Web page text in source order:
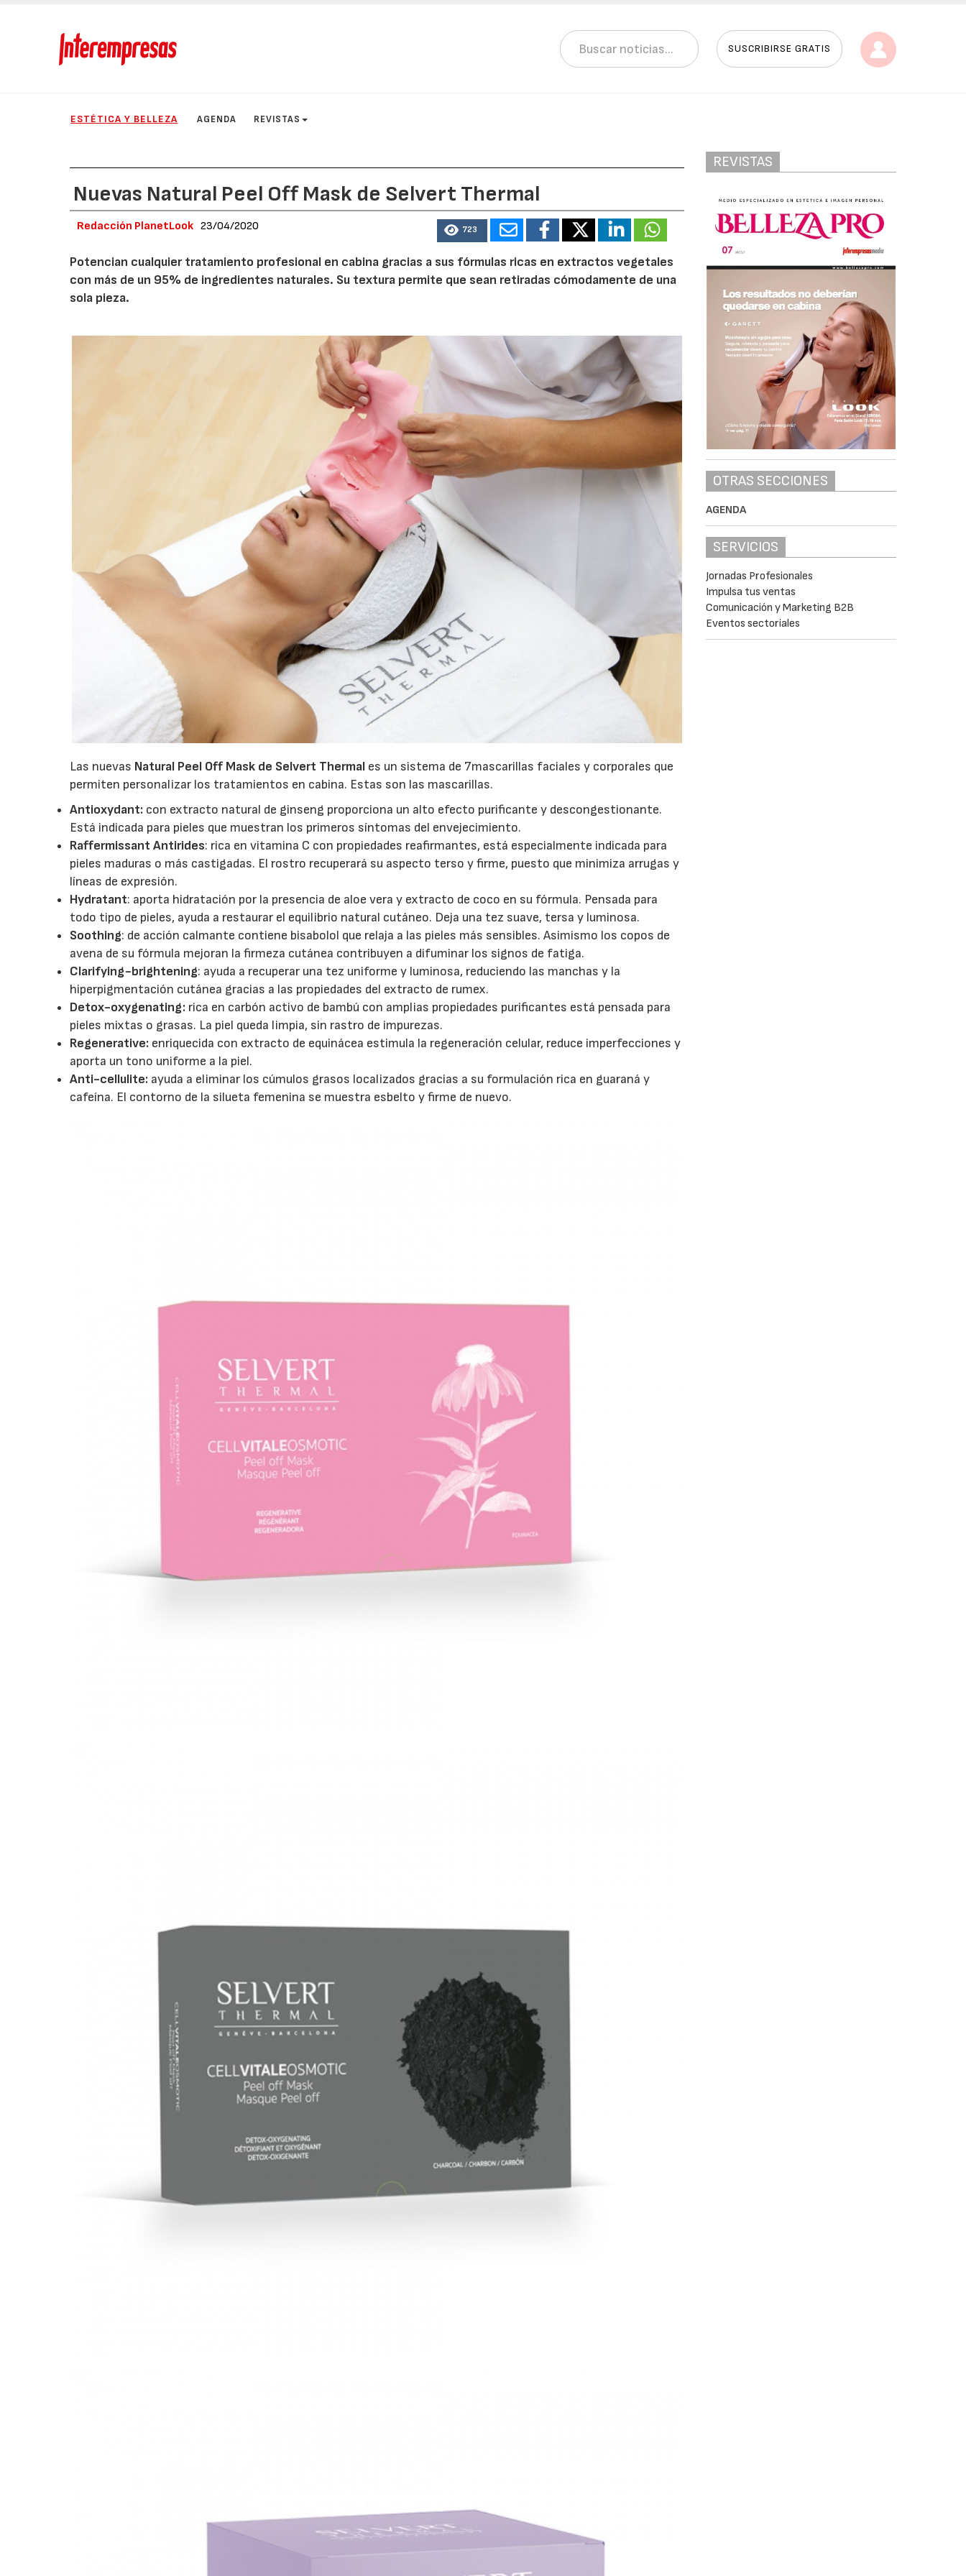
SUSCRIBIRSE GRATIS
ESTÉTICA Y BELLEZA AGENDA REVISTAS
Nuevas Natural Peel Off Mask de Selvert Thermal
Redacción PlanetLook 23/04/2020 723
Potencian cualquier tratamiento profesional en cabina gracias a sus fórmulas ricas en extractos vegetales
con más de un 95% de ingredientes naturales. Su textura permite que sean retiradas cómodamente de una
sola pieza.
Las nuevas Natural Peel Off Mask de Selvert Thermal es un sistema de 7mascarillas faciales y corporales que
permiten personalizar los tratamientos en cabina. Estas son las mascarillas.
Antioxydant: con extracto natural de ginseng proporciona un alto efecto purificante y descongestionante.
Está indicada para pieles que muestran los primeros síntomas del envejecimiento.
Raffermissant Antirides: rica en vitamina C con propiedades reafirmantes, está especialmente indicada para
pieles maduras o más castigadas. El rostro recuperará su aspecto terso y firme, puesto que minimiza arrugas y
líneas de expresión.
Hydratant: aporta hidratación por la presencia de aloe vera y extracto de coco en su fórmula. Pensada para
todo tipo de pieles, ayuda a restaurar el equilibrio natural cutáneo. Deja una tez suave, tersa y luminosa.
Soothing: de acción calmante contiene bisabolol que relaja a las pieles más sensibles. Asimismo los copos de
avena de su fórmula mejoran la firmeza cutánea contribuyen a difuminar los signos de fatiga.
Clarifying-brightening: ayuda a recuperar una tez uniforme y luminosa, reduciendo las manchas y la
hiperpigmentación cutánea gracias a las propiedades del extracto de rumex.
Detox-oxygenating: rica en carbón activo de bambú con amplias propiedades purificantes está pensada para
pieles mixtas o grasas. La piel queda limpia, sin rastro de impurezas.
Regenerative: enriquecida con extracto de equinácea estimula la regeneración celular, reduce imperfecciones y
aporta un tono uniforme a la piel.
Anti-cellulite: ayuda a eliminar los cúmulos grasos localizados gracias a su formulación rica en guaraná y
cafeína. El contorno de la silueta femenina se muestra esbelto y firme de nuevo.
REVISTAS
OTRAS SECCIONES
AGENDA
SERVICIOS
Jornadas Profesionales
Impulsa tus ventas
Comunicación y Marketing B2B
Eventos sectoriales